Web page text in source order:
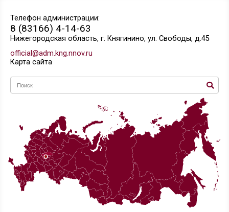
прибыл Агитпоезд Министерства
Нижегородской области «30 дней до
с начальником управления гражданско-
воспитания и социально-правовой защиты
Поляшовой. Оздоровительно-
властью района.
Участники Агитпоезда провели квест-
представили интересную развлекательную
Закончилось мероприятие вручением
писем победителям социальных проектов.
Все участники форума покидали ООЦ
приподнятом настроении и договорились, что
здесь же наследующий год.
Телефон администрации: